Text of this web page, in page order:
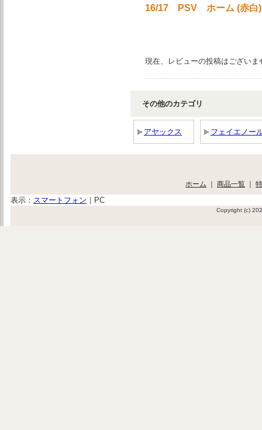
16/17 PSV ホーム (赤白
現在、レビューの投稿はございま
その他のカテゴリ
アヤックス フェイエノー
ホーム ｜ 商品一覧 ｜
表示： スマートフォン ｜ PC
Copyright (c)